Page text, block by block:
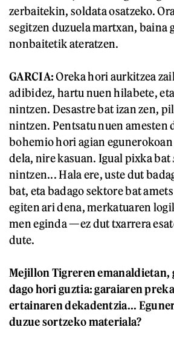
zerbaitekin, soldata osatzeko.
segitzen duzuela martxan, baina
nonbaitetik ateratzen.
GARCIA:Oreka hori aurkitzea
adibidez, hartu nuen hilabete,
nintzen. Desastre bat izan zen,
nintzen. Pentsatu nuen amesten
bohemio hori agian
dela, nire kasuan. Igual pixka bat
nintzen... Hala ere, uste dut
bat, eta badago sektore bat
egiten ari dena, merkatuaren
men eginda —ez dut txarrera
dute.
Mejillon Tigreren emanaldietan,
dago hori guztia: garaiaren
ertainaren dekadentzia...
duzue sortzeko materiala?